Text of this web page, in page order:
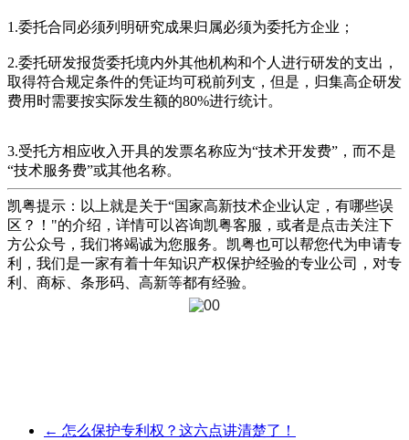
1.委托合同必须列明研究成果归属必须为委托方企业；
2.委托研发报货委托境内外其他机构和个人进行研发的支出，
取得符合规定条件的凭证均可税前列支，但是，归集高企研发
费用时需要按实际发生额的80%进行统计。
3.受托方相应收入开具的发票名称应为“技术开发费”，而不是
“技术服务费”或其他名称。
凯粤提示：以上就是关于“国家高新技术企业认定，有哪些误
区？！"的介绍，详情可以咨询凯粤客服，或者是点击关注下
方公众号，我们将竭诚为您服务。凯粤也可以帮您代为申请专
利，我们是一家有着十年知识产权保护经验的专业公司，对专
利、商标、条形码、高新等都有经验。
← 怎么保护专利权？这六点讲清楚了！